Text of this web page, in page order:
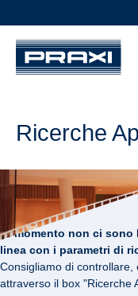
Ricerche
Al momento non ci sono
linea con i parametri di
Consigliamo di
attraverso il box "Ricerche